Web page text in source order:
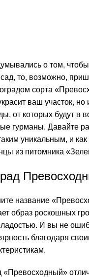
о том,
то, возможно,
сорта
ваш участок, но
от которых будут в
гурманы. Давайте
уникальным, и
из питомника
название
образ роскошных
И вы не
благодаря
«Превосходный»